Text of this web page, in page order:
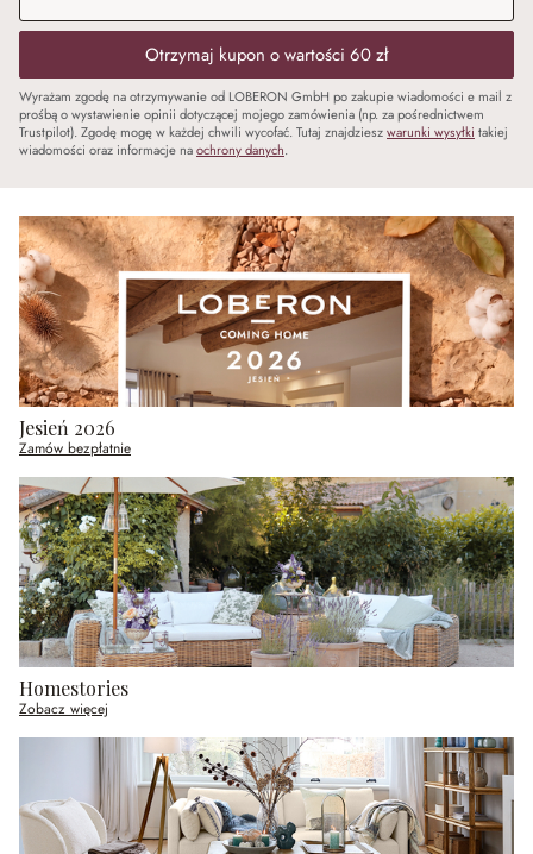
Otrzymaj kupon o wartości 60 zł
Wyrażam zgodę na otrzymywanie od LOBERON GmbH po zakupie wiadomości e mail z
prośbą o wystawienie opinii dotyczącej mojego zamówienia (np. za pośrednictwem
Trustpilot). Zgodę mogę w każdej chwili wycofać. Tutaj znajdzieszwarunki wysyłki takiej
wiadomości oraz informacje naochrony danych.
Jesień 2026
Zamów bezpłatnie
Homestories
Zobacz więcej